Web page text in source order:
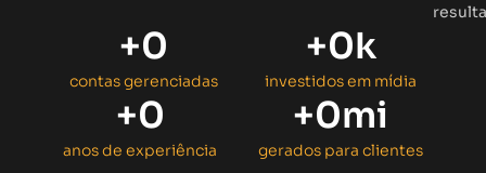
contas gerenciadas
+0
investidos em mídia
+0k
anos de experiência
+0
gerados para clientes
+0mi